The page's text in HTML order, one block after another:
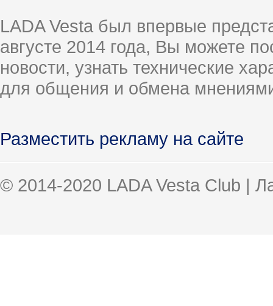
LADA Vesta был впервые
августе 2014 года, Вы можете
новости, узнать технические
для общения и обмена
Разместить рекламу на сайте
© 2014-2020 LADA Vesta Club |